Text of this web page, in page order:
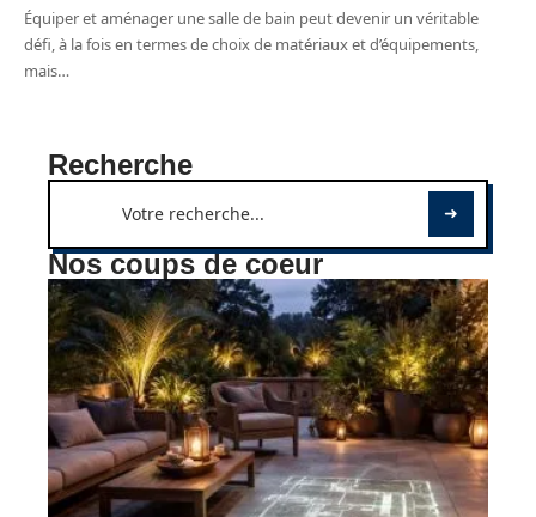
Équiper et aménager une salle de bain peut devenir un véritable
défi, à la fois en termes de choix de matériaux et d’équipements,
mais…
Recherche
Nos coups de coeur